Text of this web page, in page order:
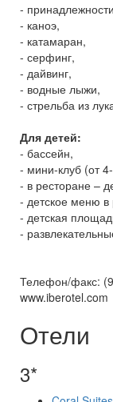
-
- каноэ,
- катамаран,
- серфинг,
- дайвинг,
- водные лыжи,
- стрельба из
Для детей:
- бассейн,
- мини-клуб (от
- в ресторане –
- детское меню в
- детская
-
Телефон/факс:
www.iberotel.com
Отели
3*